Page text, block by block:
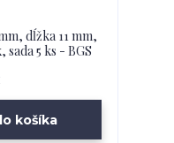
dĺžka 11 mm,
5 ks - BGS
košíka